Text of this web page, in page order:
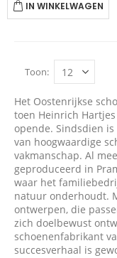
IN WINKELWAGEN
Toon
Het Oostenrijkse
toen Heinrich
opende. Sindsdien
van hoogwaardige
vakmanschap. Al
geproduceerd in
waar het
natuur onderhoudt.
ontwerpen, die
zich doelbewust
schoenenfabrikant
succesverhaal is